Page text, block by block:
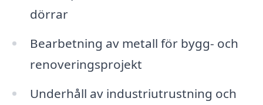
dörrar
Bearbetning av metall för bygg- och
renoveringsprojekt
Underhåll av industriutrustning och